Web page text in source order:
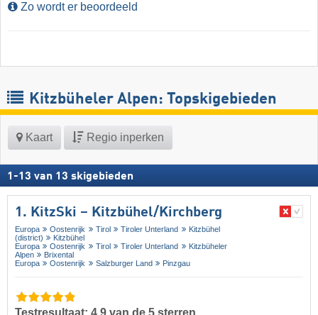
Zo wordt er beoordeeld
Kitzbüheler Alpen: Topskigebieden
Kaart Regio inperken
1 -13 van 13 skigebieden
1. KitzSki – Kitzbühel/​Kirchberg
Europa Oostenrijk Tirol Tiroler Unterland
Kitzbühel
(district)
Kitzbühel
Europa
Oostenrijk Tirol Tiroler Unterland
Kitzbüheler
Alpen
Brixental
Europa
Oostenrijk Salzburger Land Pinzgau
Testresultaat: 4,9 van de 5 sterren